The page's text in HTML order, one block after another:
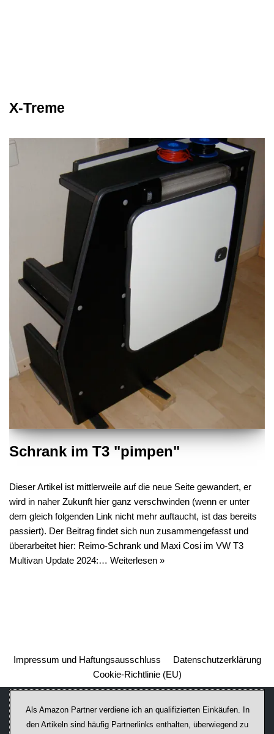
X-Treme
Schrank im T3 "pimpen"
Dieser Artikel ist mittlerweile auf die neue Seite gewandert, er
wird in naher Zukunft hier ganz verschwinden (wenn er unter
dem gleich folgenden Link nicht mehr auftaucht, ist das bereits
passiert). Der Beitrag findet sich nun zusammengefasst und
überarbeitet hier: Reimo-Schrank und Maxi Cosi im VW T3
Multivan Update 2024:… Weiterlesen »
Impressum und Haftungsausschluss
Datenschutzerklärung
Cookie-Richtlinie (EU)
Als Amazon Partner verdiene ich an qualifizierten Einkäufen. In
den Artikeln sind häufig Partnerlinks enthalten, überwiegend zu